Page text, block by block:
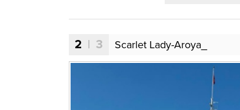
2 | 3 Scarlet Lady-Aroya_